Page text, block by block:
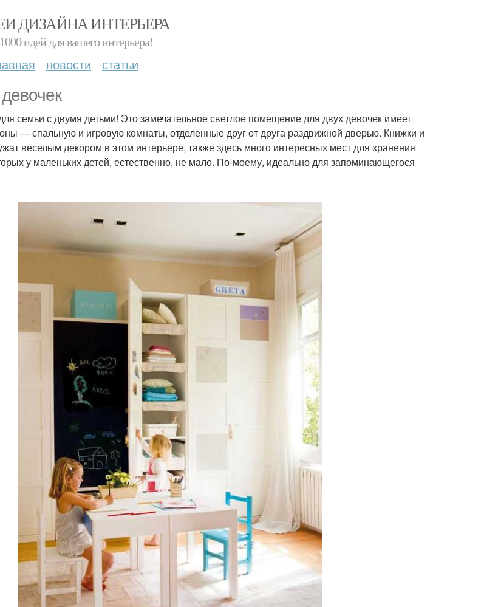
ДИЗАЙНА ИНТЕРЬЕРА
идей для вашего интерьера!
новости статьи
семьи с двумя детьми! Это замечательное светлое помещение для двух девочек имеет
— спальную и игровую комнаты, отделенные друг от друга раздвижной дверью. Книжки и
веселым декором в этом интерьере, также здесь много интересных мест для хранения
у маленьких детей, естественно, не мало. По-моему, идеально для запоминающегося